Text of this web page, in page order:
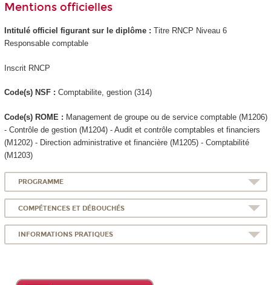
Mentions officielles
Intitulé officiel figurant sur le diplôme : Titre RNCP Niveau 6
Responsable comptable
Inscrit RNCP
Code(s) NSF : Comptabilite, gestion (314)
Code(s) ROME : Management de groupe ou de service comptable (M1206)
- Contrôle de gestion (M1204) - Audit et contrôle comptables et financiers
(M1202) - Direction administrative et financière (M1205) - Comptabilité
(M1203)
PROGRAMME
COMPÉTENCES ET DÉBOUCHÉS
INFORMATIONS PRATIQUES